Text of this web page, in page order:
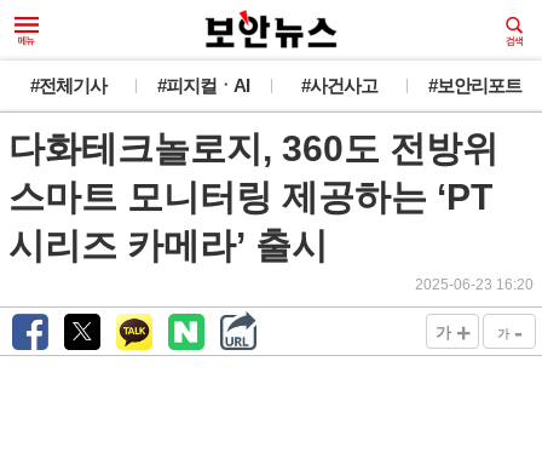
#전체기사 #피지컬ㆍAI #사건사고 #보안리포트
다화테크놀로지, 360도 전방위
스마트 모니터링 제공하는 ‘PT
시리즈 카메라’ 출시
2025-06-23 16:20
가 + 가 -